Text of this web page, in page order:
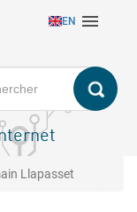
EN 
Llapasset